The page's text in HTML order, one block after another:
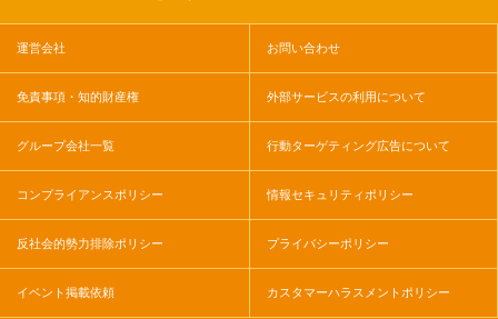
運営会社 お問い合わせ
免責事項・知的財産権 外部サービスの利用について
グループ会社一覧 行動ターゲティング広告について
コンプライアンスポリシー 情報セキュリティポリシー
反社会的勢力排除ポリシー プライバシーポリシー
イベント掲載依頼 カスタマーハラスメントポリシー